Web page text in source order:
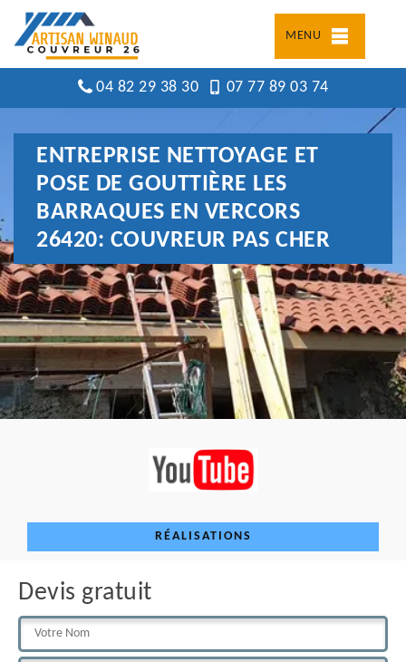
MENU
04 82 29 38 30 07 77 89 03 74
ENTREPRISE NETTOYAGE ET
POSE DE GOUTTIÈRE LES
BARRAQUES EN VERCORS
26420: COUVREUR PAS CHER
RÉALISATIONS
Devis gratuit